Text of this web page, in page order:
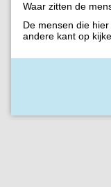
Waar zitten de
De mensen die
andere kant op